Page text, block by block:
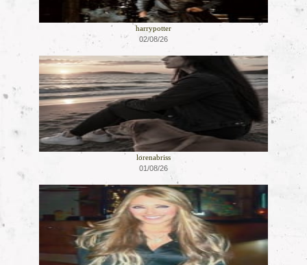
harrypotter
02/08/26
lorenabriss
01/08/26